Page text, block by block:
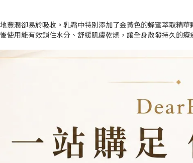
豐潤卻易於吸收。乳霜中特別添加了金黃色的蜂蜜萃取精
使用能有效鎖住水分、舒緩肌膚乾燥，讓全身散發持久的療